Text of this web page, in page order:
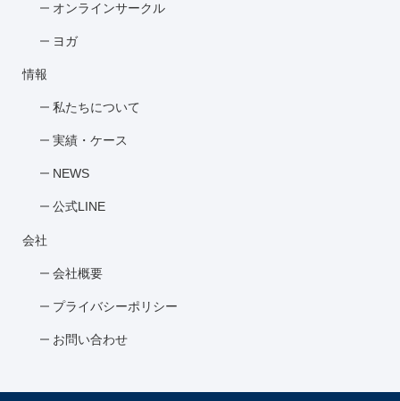
オンラインサークル
ヨガ
情報
私たちについて
実績・ケース
NEWS
公式LINE
会社
会社概要
プライバシーポリシー
お問い合わせ